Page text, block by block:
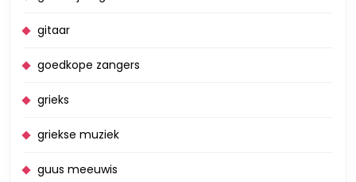
gitaar
goedkope zangers
grieks
griekse muziek
guus meeuwis